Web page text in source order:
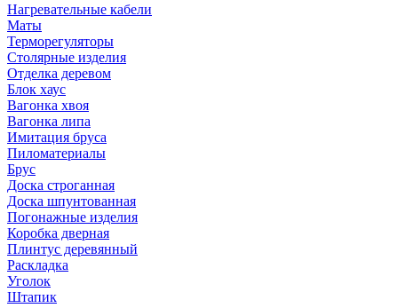
Нагревательные кабели
Маты
Терморегуляторы
Столярные изделия
Отделка деревом
Блок хаус
Вагонка хвоя
Вагонка липа
Имитация бруса
Пиломатериалы
Брус
Доска строганная
Доска шпунтованная
Погонажные изделия
Коробка дверная
Плинтус деревянный
Раскладка
Уголок
Штапик